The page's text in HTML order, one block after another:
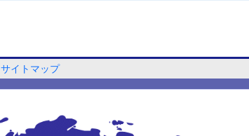
サイトマップ